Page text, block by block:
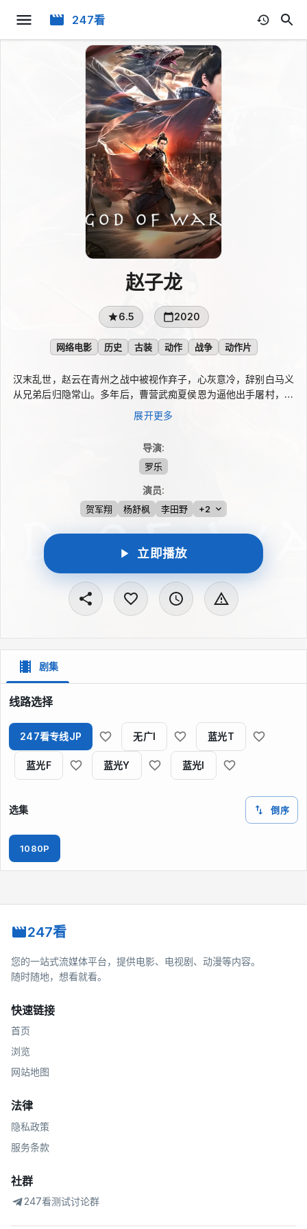
247看
赵子龙
6.5 2020
网络电影 历史 古装 动作 战争 动作片
汉末乱世，赵云在青州之战中被视作弃子，心灰意冷，辞别白马义
从兄弟后归隐常山。多年后，曹营武痴夏侯恩为逼他出手屠村，并
射杀其小侄子，赵云坠崖受伤，幸得名医樊阿相救。来到邺城后，
他遇见刘备，虽答应助其共襄义举，却只想复仇后离去。随着旧日
动，重新召集兄弟迎战被倚天藤强化的夏侯恩，并救回幼主。
展开更多
导演:
罗乐
演员:
贺军翔 杨舒枫 李田野 +2
立即播放
剧集
线路选择
247看专线JP 无广I 蓝光T
蓝光F 蓝光Y 蓝光I
选集 倒序
1080P
247看
您的一站式流媒体平台，提供电影、电视剧、动漫等内容。
随时随地，想看就看。
快速链接
首页
浏览
网站地图
法律
隐私政策
服务条款
社群
247看测试讨论群